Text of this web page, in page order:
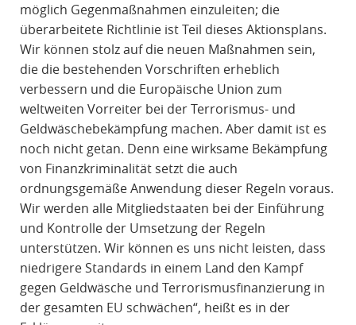
möglich Gegenmaßnahmen einzuleiten; die
überarbeitete Richtlinie ist Teil dieses Aktionsplans.
Wir können stolz auf die neuen Maßnahmen sein,
die die bestehenden Vorschriften erheblich
verbessern und die Europäische Union zum
weltweiten Vorreiter bei der Terrorismus- und
Geldwäschebekämpfung machen. Aber damit ist es
noch nicht getan. Denn eine wirksame Bekämpfung
von Finanzkriminalität setzt die auch
ordnungsgemäße Anwendung dieser Regeln voraus.
Wir werden alle Mitgliedstaaten bei der Einführung
und Kontrolle der Umsetzung der Regeln
unterstützen. Wir können es uns nicht leisten, dass
niedrigere Standards in einem Land den Kampf
gegen Geldwäsche und Terrorismusfinanzierung in
der gesamten EU schwächen“, heißt es in der